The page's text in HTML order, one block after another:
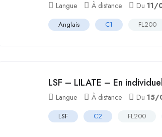
Langue À distance Du11/
Anglais C1 FL200
LSF – LILATE – En
Langue À distance Du15/
LSF C2 FL200